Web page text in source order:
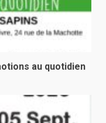
au quotidien